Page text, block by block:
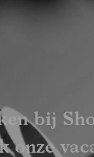
bij
onze